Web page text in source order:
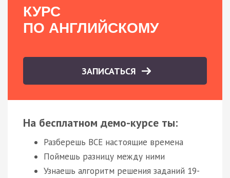
КУРС
ПО АНГЛИЙСКОМУ
ЗАПИСАТЬСЯ
На бесплатном демо-курсе ты:
Разберешь ВСЕ настоящие времена
Поймешь разницу между ними
Узнаешь алгоритм решения заданий 19-